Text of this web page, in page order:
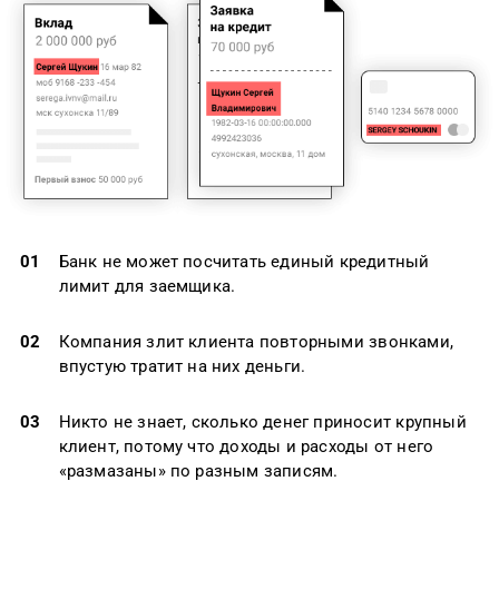
01
Банк не может посчитать единый кредитный
лимит для заемщика.
02
Компания злит клиента повторными звонками,
впустую тратит на них деньги.
03
Никто не знает, сколько денег приносит крупный
клиент, потому что доходы и расходы от него
«размазаны» по разным записям.